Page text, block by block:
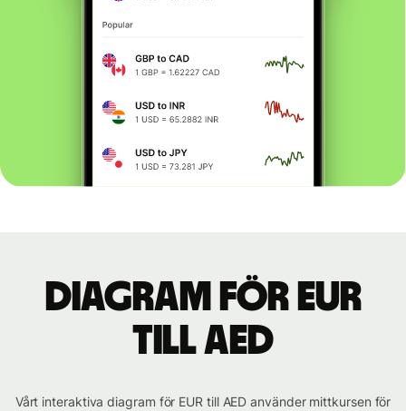
Diagram för EUR
till AED
Vårt interaktiva diagram för EUR till AED använder mittkursen för